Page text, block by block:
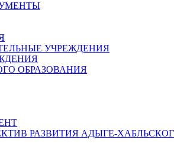
УЧРЕЖДЕНИЯ
ОБРАЗОВАНИЯ
РАЗВИТИЯ АДЫГЕ-